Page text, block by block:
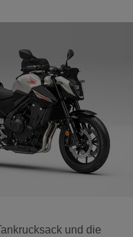
und die